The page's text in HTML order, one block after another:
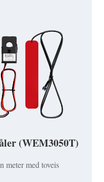
(WEM3050T)
meter med toveis